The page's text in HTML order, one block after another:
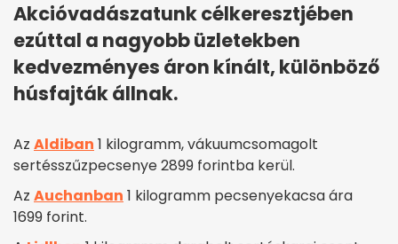
Akcióvadászatunk célkeresztjében
ezúttal a nagyobb üzletekben
kedvezményes áron kínált, különböző
húsfajták állnak.
Az Aldiban 1 kilogramm, vákuumcsomagolt
sertésszűzpecsenye 2899 forintba kerül.
Az Auchanban 1 kilogramm pecsenyekacsa ára
1699 forint.